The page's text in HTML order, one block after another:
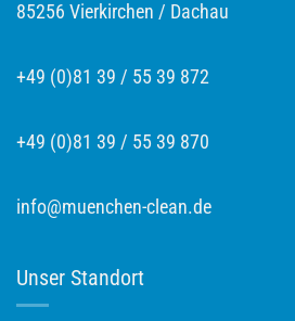
85256 Vierkirchen / Dachau
+49 (0)81 39 / 55 39 872
+49 (0)81 39 / 55 39 870
info@muenchen-clean.de
Unser Standort